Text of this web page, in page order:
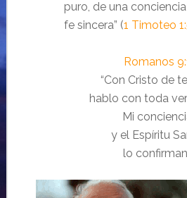
puro, de una
fe sincera” (1 Timoteo
Romanos
“Con Cristo de
hablo con toda
Mi
y el Espíritu
lo